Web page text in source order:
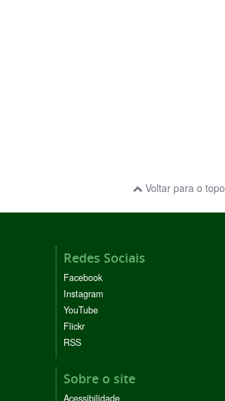
Voltar para o topo
Redes Sociais
Facebook
Instagram
YouTube
Flickr
RSS
Sobre o site